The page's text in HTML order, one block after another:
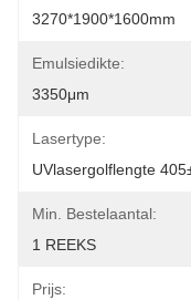
3270*1900*1600mm
Emulsiedikte:
3350μm
Lasertype:
UVlasergolflengte
Min. Bestelaantal:
1 REEKS
Prijs: